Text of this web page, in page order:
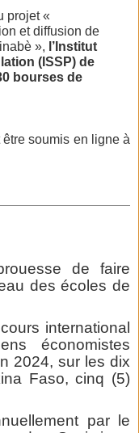
projet «
et diffusion de
», l’Institut
(ISSP) de
bourses de
soumis en ligne à
de faire
des écoles de
international
économistes
2024, sur les dix
Faso, cinq (5)
par le